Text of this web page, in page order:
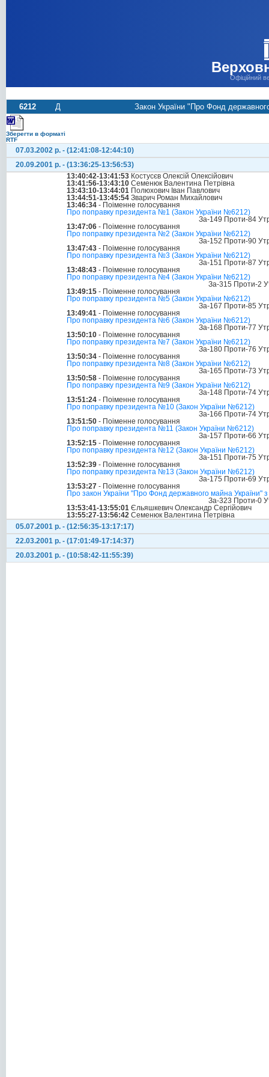
Офіційний
6212 Д Закон України "Про Фонд
Зберегти в форматі
RTF
07.03.2002 р. - (12:41:08-12:44:10)
20.09.2001 р. - (13:36:25-13:56:53)
13:40:42-13:41:53 Костусєв Олексій Олексійович
13:41:56-13:43:10 Семенюк Валентина Петрівна
13:43:10-13:44:01 Полюхович Іван Павлович
13:44:51-13:45:54 Зварич Роман Михайлович
13:46:34 - Поіменне голосування
Про поправку президента №1 (Закон України №6212)
За-149 Проти-84
13:47:06 - Поіменне голосування
Про поправку президента №2 (Закон України №6212)
За-152 Проти-90
13:47:43 - Поіменне голосування
Про поправку президента №3 (Закон України №6212)
За-151 Проти-87
13:48:43 - Поіменне голосування
Про поправку президента №4 (Закон України №6212)
За-315 Проти-2
13:49:15 - Поіменне голосування
Про поправку президента №5 (Закон України №6212)
За-167 Проти-85
13:49:41 - Поіменне голосування
Про поправку президента №6 (Закон України №6212)
За-168 Проти-77
13:50:10 - Поіменне голосування
Про поправку президента №7 (Закон України №6212)
За-180 Проти-76
13:50:34 - Поіменне голосування
Про поправку президента №8 (Закон України №6212)
За-165 Проти-73
13:50:58 - Поіменне голосування
Про поправку президента №9 (Закон України №6212)
За-148 Проти-74
13:51:24 - Поіменне голосування
Про поправку президента №10 (Закон України №6212)
За-166 Проти-74
13:51:50 - Поіменне голосування
Про поправку президента №11 (Закон України №6212)
За-157 Проти-66
13:52:15 - Поіменне голосування
Про поправку президента №12 (Закон України №6212)
За-151 Проти-75
13:52:39 - Поіменне голосування
Про поправку президента №13 (Закон України №6212)
За-175 Проти-69
13:53:27 - Поіменне голосування
Про закон України "Про Фонд державного майна
За-323 Проти-0
13:53:41-13:55:01 Єльяшкевич Олександр Сергійович
13:55:27-13:56:42 Семенюк Валентина Петрівна
05.07.2001 р. - (12:56:35-13:17:17)
22.03.2001 р. - (17:01:49-17:14:37)
20.03.2001 р. - (10:58:42-11:55:39)